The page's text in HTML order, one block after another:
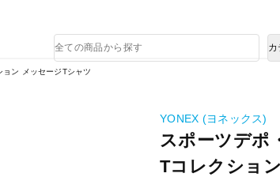
品
検
索
ン メッセージTシャツ
YONEX (ヨネックス)
スポーツデポ
Tコレクショ